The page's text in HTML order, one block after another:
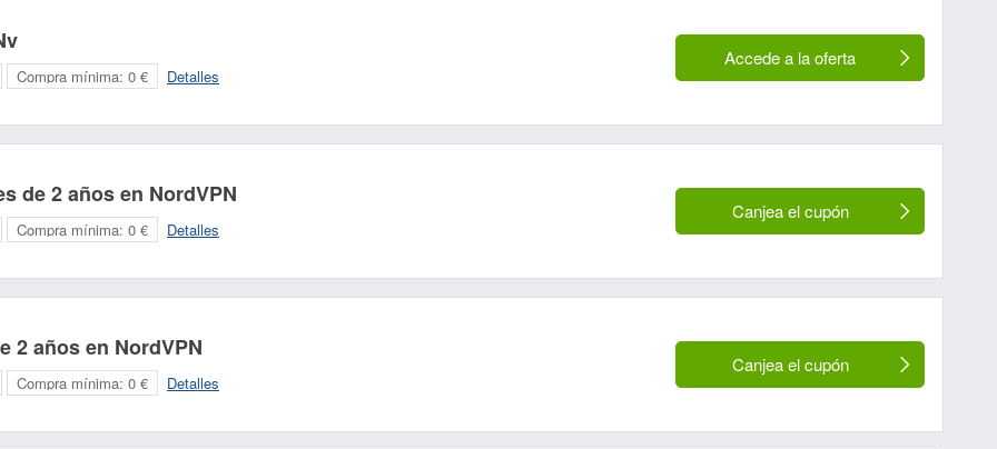
Accede a la oferta
Compra mínima: 0 € Detalles
de 2 años en NordVPN
Canjea el cupón
Compra mínima: 0 € Detalles
2 años en NordVPN
Canjea el cupón
Compra mínima: 0 € Detalles